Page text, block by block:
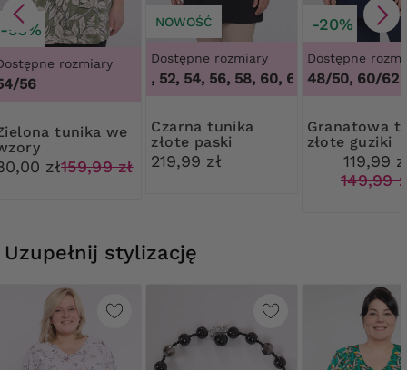
-50%
rozmiary
56
we
zł159,99 zł
NOWOŚĆ
Dostępne rozmiary
48, 50, 52, 54, 56, 58, 60, 62, 64,48, 50, 52,
Czarna tunika
złote paski
219,99 zł
-20%
Dostępne
48/50, 60/62
Granatowa tunika
złote guziki
119,99
149,99
Uzupełnij stylizację